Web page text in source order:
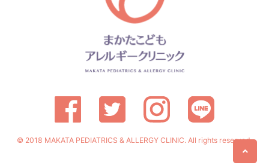
© 2018 MAKATA PEDIATRICS & ALLERGY CLINIC. All rights reserved.